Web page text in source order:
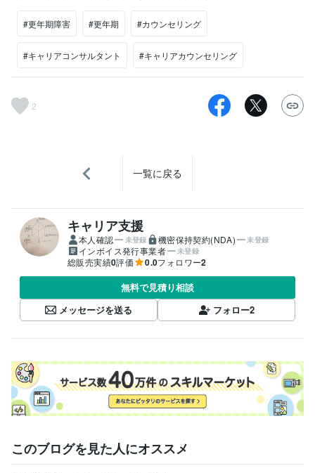
#更年期障害 #更年期 #カウンセリング
#キャリアコンサルタント #キャリアカウンセリング
2
一覧に戻る
キャリア支援
本人確認 未登録 機密保持契約(NDA) 未登録
インボイス発行事業者 未登録
総販売実績0評価 0.0フォロワー2
無料で見積り相談
メッセージを送る
フォロー2
このブログを見た人にオススメ